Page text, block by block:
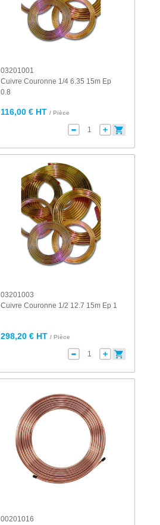
03201001
Cuivre Couronne 1/4 6.35 15m Ep
0.8
116,00 € HT / Pièce
03201003
Cuivre Couronne 1/2 12.7 15m Ep 1
298,20 € HT / Pièce
00201016